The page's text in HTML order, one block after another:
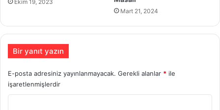
Ekim 19, 2023
Mart 21, 2024
Bir yanıt yazın
E-posta adresiniz yayınlanmayacak. Gerekli alanlar * ile
işaretlenmişlerdir